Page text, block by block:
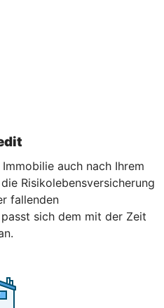
auch nach Ihrem
Risikolebensversicherung
fallenden
sich dem mit der Zeit